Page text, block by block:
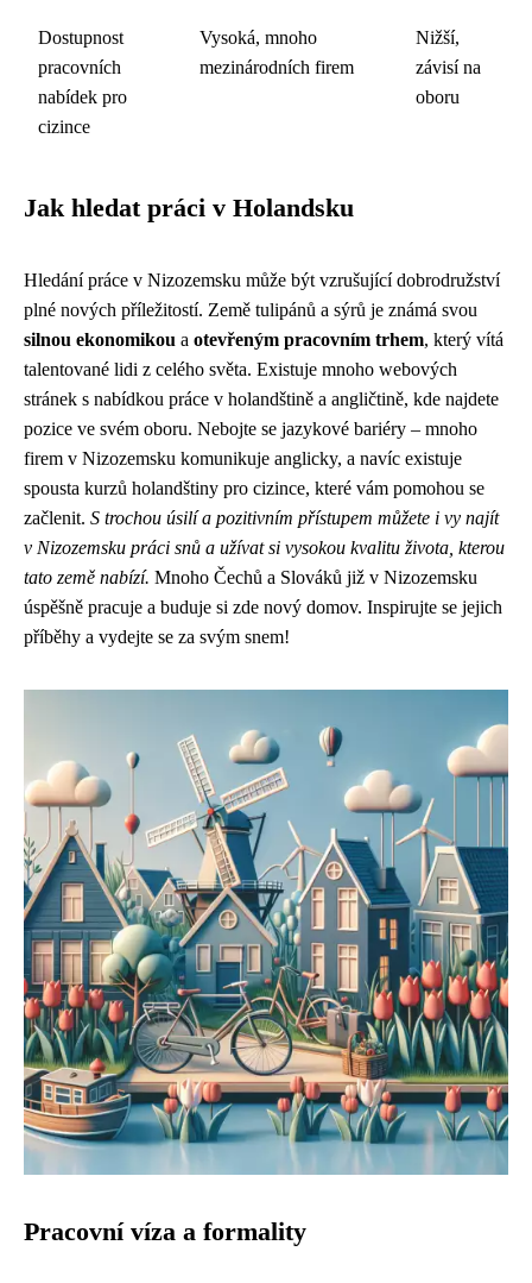
Dostupnost
pracovních
nabídek pro
cizince
Vysoká, mnoho
mezinárodních firem
Nižší,
závisí na
oboru
Jak hledat práci v Holandsku
Hledání práce v Nizozemsku může být vzrušující dobrodružství
plné nových příležitostí. Země tulipánů a sýrů je známá svou
silnou ekonomikou a otevřeným pracovním trhem, který vítá
talentované lidi z celého světa. Existuje mnoho webových
stránek s nabídkou práce v holandštině a angličtině, kde najdete
pozice ve svém oboru. Nebojte se jazykové bariéry – mnoho
firem v Nizozemsku komunikuje anglicky, a navíc existuje
spousta kurzů holandštiny pro cizince, které vám pomohou se
začlenit. S trochou úsilí a pozitivním přístupem můžete i vy najít
v Nizozemsku práci snů a užívat si vysokou kvalitu života, kterou
tato země nabízí. Mnoho Čechů a Slováků již v Nizozemsku
úspěšně pracuje a buduje si zde nový domov. Inspirujte se jejich
příběhy a vydejte se za svým snem!
Pracovní víza a formality